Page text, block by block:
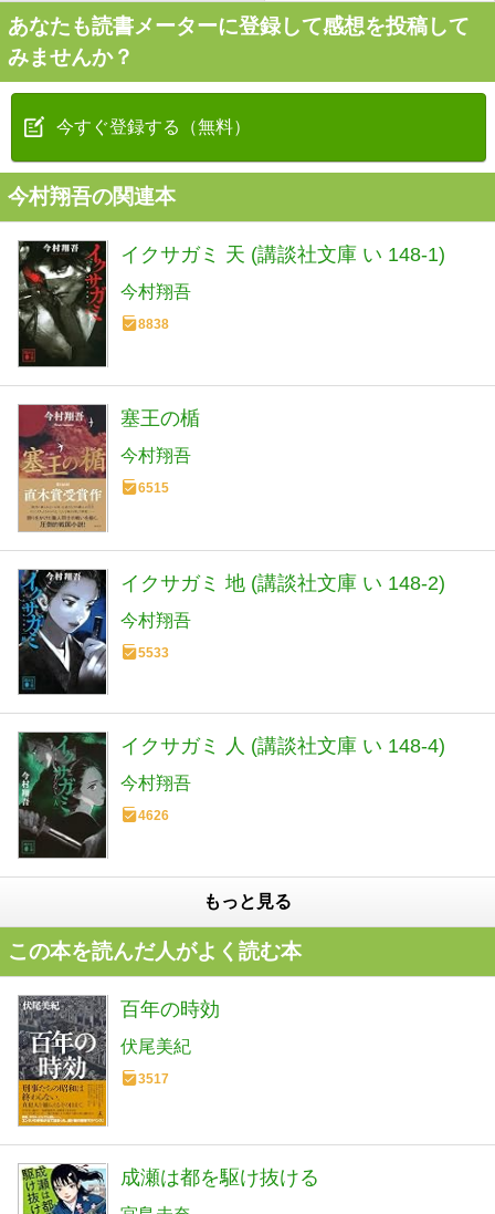
あなたも読書メーターに登録して感想を投稿して
みませんか？
今すぐ登録する（無料）
今村翔吾の関連本
イクサガミ 天 (講談社文庫 い 148-1)
今村翔吾
8838
塞王の楯
今村翔吾
6515
イクサガミ 地 (講談社文庫 い 148-2)
今村翔吾
5533
イクサガミ 人 (講談社文庫 い 148-4)
今村翔吾
4626
もっと見る
この本を読んだ人がよく読む本
百年の時効
伏尾美紀
3517
成瀬は都を駆け抜ける